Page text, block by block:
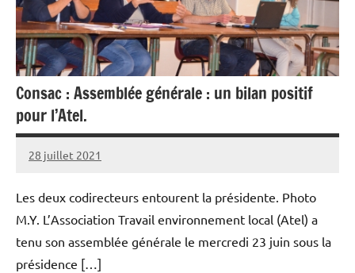
Consac : Assemblée générale : un bilan positif
pour l’Atel.
28 juillet 2021
admin
Aucun
Les deux codirecteurs entourent la présidente. Photo
M.Y. L’Association Travail environnement local (Atel) a
tenu son assemblée générale le mercredi 23 juin sous la
présidence […]